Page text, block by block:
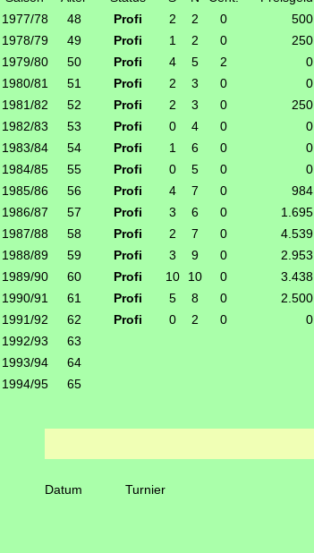
1977/78
48 Profi 2 2 0 500
1978/79
49 Profi 1 2 0 250
1979/80
50 Profi 4 5 2 0
1980/81
51 Profi 2 3 0 0
1981/82
52 Profi 2 3 0 250
1982/83
53 Profi 0 4 0 0
1983/84
54 Profi 1 6 0 0
1984/85
55 Profi 0 5 0 0
1985/86
56 Profi 4 7 0 984
1986/87
57 Profi 3 6 0 1.695
1987/88
58 Profi 2 7 0 4.539
1988/89
59 Profi 3 9 0 2.953
1989/90
60 Profi 10 10 0 3.438
1990/91
61 Profi 5 8 0 2.500
1991/92
62 Profi 0 2 0 0
1992/93
63
1993/94
64
1994/95
65
Datum Turnier